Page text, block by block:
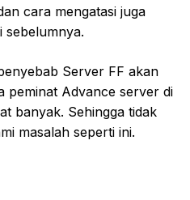
cara mengatasi juga
sebelumnya.
Server FF akan
peminat Advance server di
banyak. Sehingga tidak
masalah seperti ini.